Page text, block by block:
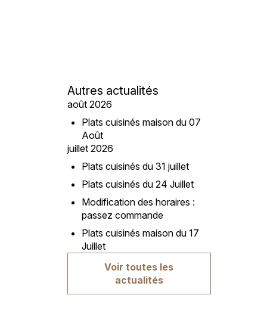
Autres actualités
août 2026
Plats cuisinés maison du 07
Août
juillet 2026
Plats cuisinés du 31 juillet
Plats cuisinés du 24 Juillet
Modification des horaires :
passez commande
Plats cuisinés maison du 17
Juillet
Voir toutes les
actualités